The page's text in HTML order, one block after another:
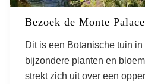
Bezoek de Monte
Dit is een Botanische tuin in
bijzondere planten en
strekt zich uit over een